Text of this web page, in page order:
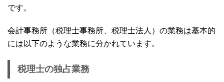
です。
会計事務所（税理士事務所、税理士法人）の業務は基本的
には以下のような業務に分かれています。
税理士の独占業務